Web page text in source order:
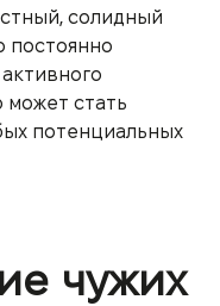
солидный
постоянно
может стать
потенциальных
чужих